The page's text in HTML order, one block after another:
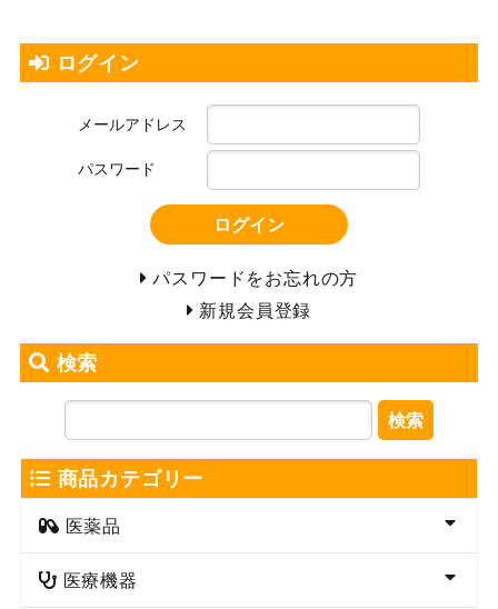
ログイン
メールアドレス
パスワード
ログイン
パスワードをお忘れの方
新規会員登録
検索
検索
商品カテゴリー
医薬品
医療機器